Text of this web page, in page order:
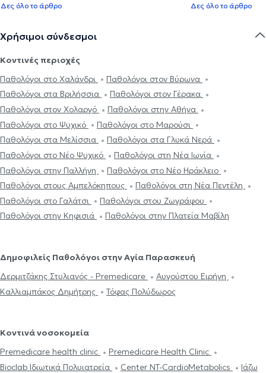
Δες όλο το άρθρο Δες όλο το άρθρο
Χρήσιμοι σύνδεσμοι
Κοντινές περιοχές
Παθολόγοι στο Χαλάνδρι
Παθολόγοι στον Βύρωνα
Παθολόγοι στα Βριλήσσια
Παθολόγοι στον Γέρακα
Παθολόγοι στον Χολαργό
Παθολόγοι στην Αθήνα
Παθολόγοι στο Ψυχικό
Παθολόγοι στο Μαρούσι
Παθολόγοι στα Μελίσσια
Παθολόγοι στα Γλυκά Νερά
Παθολόγοι στο Νέο Ψυχικό
Παθολόγοι στη Νέα Ιωνία
Παθολόγοι στην Παλλήνη
Παθολόγοι στο Νέο Ηράκλειο
Παθολόγοι στους Αμπελόκηπους
Παθολόγοι στη Νέα Πεντέλη
Παθολόγοι στο Γαλάτσι
Παθολόγοι στου Ζωγράφου
Παθολόγοι στην Κηφισιά
Παθολόγοι στην Πλατεία Μαβίλη
Δημοφιλείς Παθολόγοι στην Αγία Παρασκευή
Δερμιτζάκης Στυλιανός - Premedicare
Αυγούστου Ειρήνη
Καλλιαμπάκος Δημήτρης
Τόφας Πολύδωρος
Κοντινά νοσοκομεία
Premedicare health clinic
Premedicare Health Clinic
Bioclab Ιδιωτικά Πολυιατρεία
Center NT-CardioMetabolics Ιάζω